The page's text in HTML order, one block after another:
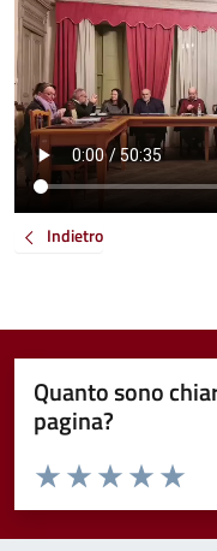
Indietro
Quanto sono
pagina?
Valuta da 1 a 5 stelle la
Valuta
Valuta 4
Valuta 3 stelle
Valuta 2 stelle su 5
Valuta 1 stelle su 5